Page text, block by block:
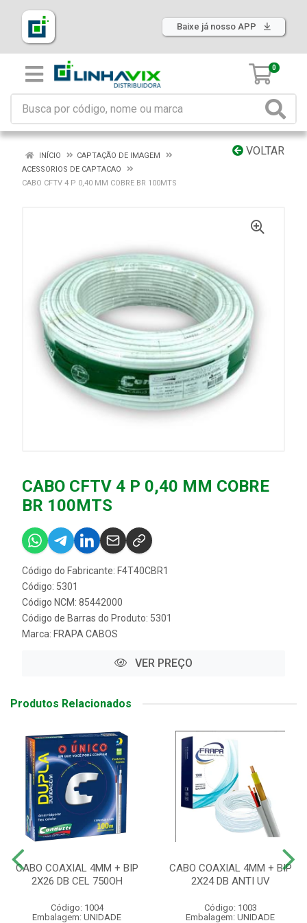
Baixe já nosso APP
0
VOLTAR
INÍCIO
CAPTAÇÃO DE IMAGEM
ACESSORIOS DE CAPTACAO
CABO CFTV 4 P 0,40 MM COBRE BR 100MTS
CABO CFTV 4 P 0,40 MM COBRE
BR 100MTS
Código do Fabricante: F4T40CBR1
Código: 5301
Código NCM: 85442000
Código de Barras do Produto: 5301
Marca: FRAPA CABOS
VER PREÇO
Produtos Relacionados
CABO COAXIAL 4MM + BIP
2X26 DB CEL 750OH
Código: 1004
Embalagem: UNIDADE
CABO COAXIAL 4MM + BIP
2X24 DB ANTI UV
Código: 1003
Embalagem: UNIDADE